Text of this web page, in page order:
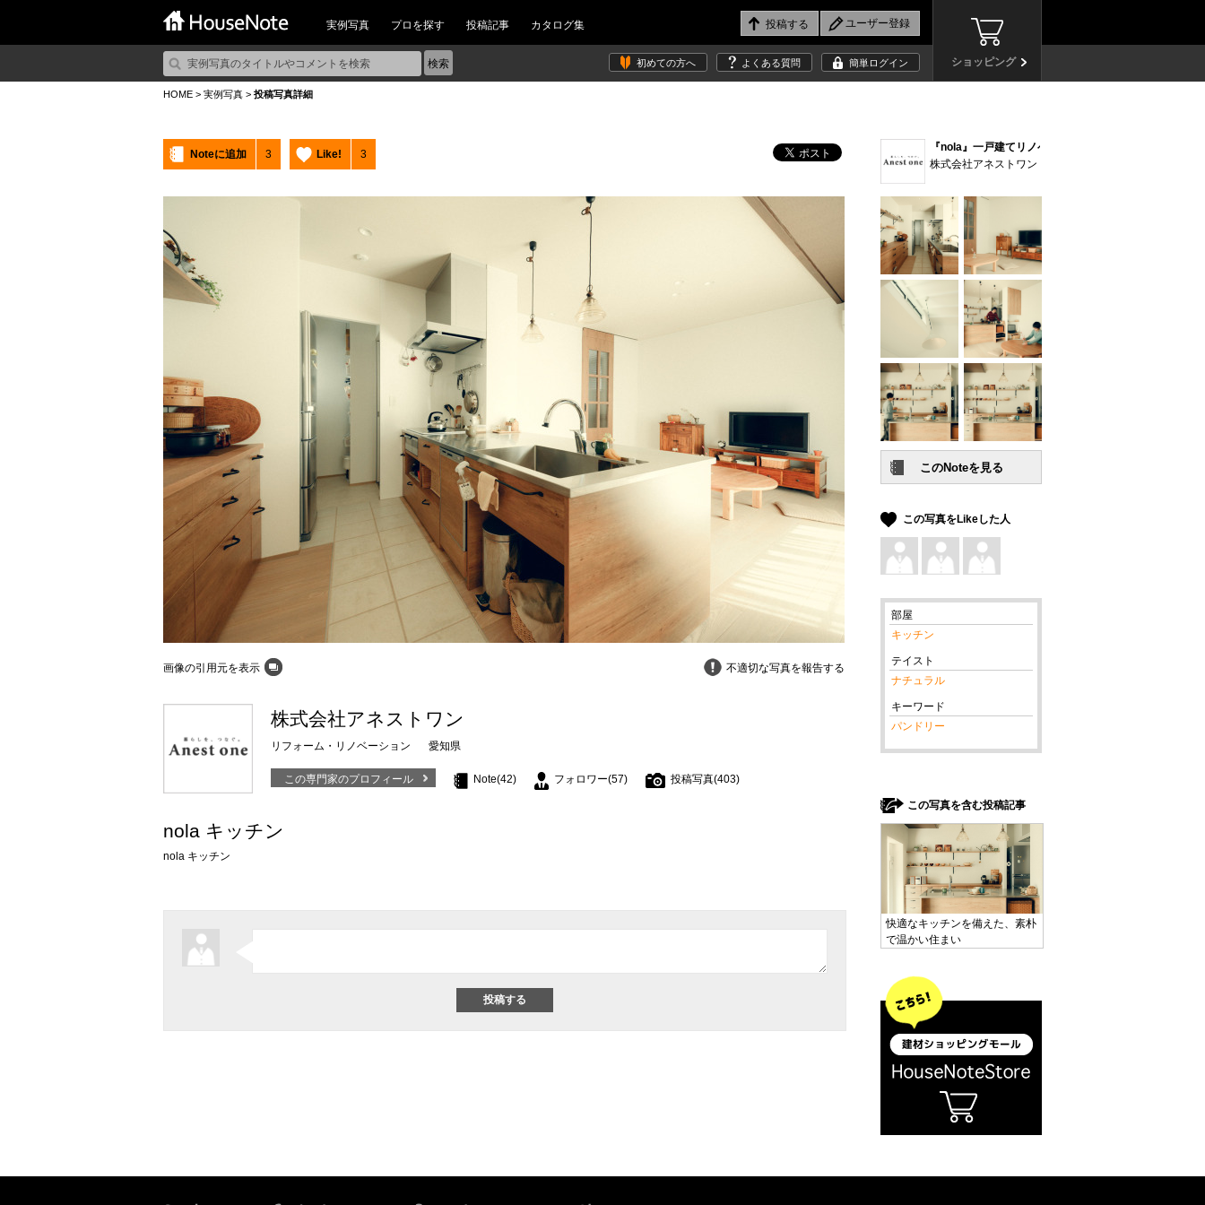
実例写真 プロを探す 投稿記事 カタログ集
ショッピング
初めての方へ よくある質問 簡単ログイン
HOME > 実例写真 > 投稿写真詳細
Noteに追加 3 Like! 3
画像の引用元を表示 不適切な写真を報告する
株式会社アネストワン
リフォーム・リノベーション 愛知県
この専門家のプロフィール Note(42) フォロワー(57) 投稿写真(403)
nola キッチン
nola キッチン
『nola』一戸建てリノベーション (7)
株式会社アネストワン
この写真をLikeした人
部屋
キッチン
テイスト
ナチュラル
キーワード
パンドリー
この写真を含む投稿記事
快適なキッチンを備えた、素朴
で温かい住まい